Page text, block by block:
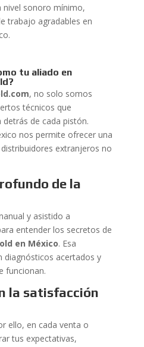
nivel sonoro mínimo,
trabajo agradables en
tu aliado en
, no solo somos
técnicos que
de cada pistón.
nos permite ofrecer una
extranjeros no
de la
y asistido a
entender los secretos de
en México. Esa
diagnósticos acertados y
funcionan.
la satisfacción
ello, en cada venta o
tus expectativas,